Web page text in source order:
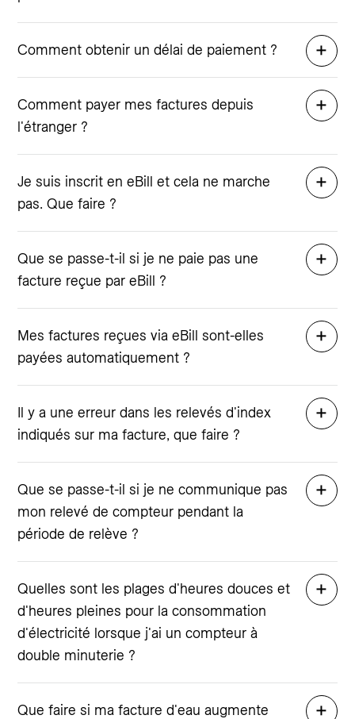
Comment obtenir un délai de paiement ?
Comment payer mes factures depuis
l'étranger ?
Je suis inscrit en eBill et cela ne marche
pas. Que faire ?
Que se passe-t-il si je ne paie pas une
facture reçue par eBill ?
Mes factures reçues via eBill sont-elles
payées automatiquement ?
Il y a une erreur dans les relevés d'index
indiqués sur ma facture, que faire ?
Que se passe-t-il si je ne communique pas
mon relevé de compteur pendant la
période de relève ?
Quelles sont les plages d'heures douces et
d'heures pleines pour la consommation
d'électricité lorsque j'ai un compteur à
double minuterie ?
Que faire si ma facture d'eau augmente